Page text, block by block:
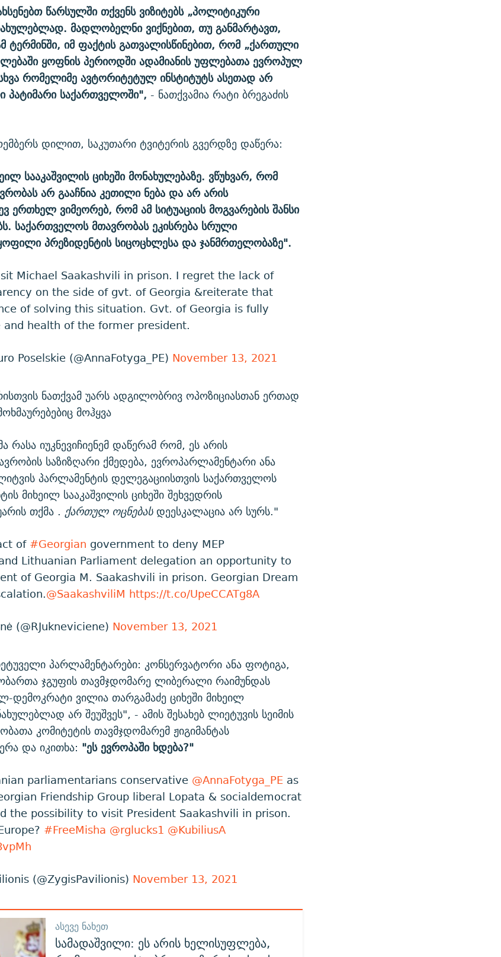
წარსულში თქვენს ვიზიტებს „პოლიტიკური
მადლობელნი ვიქნებით, თუ განმარტავთ,
ტერმინში, იმ ფაქტის გათვალისწინებით, რომ „ქართული
ყოფნის პერიოდში ადამიანის უფლებათა ევროპულ
რომელიმე ავტორიტეტულ ინსტიტუტს ასეთად არ
პატიმარი საქართველოში",- ნათქვამია რატი ბრეგაძის
დილით, საკუთარი ტვიტერის გვერდზე დაწერა:
სააკაშვილის ციხეში მონახულებაზე. ვწუხვარ, რომ
არ გააჩნია კეთილი ნება და არ არის
ერთხელ ვიმეორებ, რომ ამ სიტუაციის მოგვარების შანსი
საქართველოს მთავრობას ეკისრება სრული
პრეზიდენტის სიცოცხლესა და ჯანმრთელობაზე".
Michael Saakashvili in prison. I regret the lack of
on the side of gvt. of Georgia &reiterate that
of solving this situation. Gvt. of Georgia is fully
health of the former president.
Poselskie (@AnnaFotyga_PE) November 13, 2021
ნათქვამ უარს ადგილობრივ ოპოზიციასთან ერთად
მოჰყვა
რასა იუკნევიჩიენემ დაწერამ რომ, ეს არის
საზიზღარი ქმედება, ევროპარლამენტარი ანა
პარლამენტის დელეგაციისთვის საქართველოს
მიხეილ სააკაშვილის ციხეში შეხვედრის
თქმა .ქართულ ოცნებასდეესკალაცია არ სურს."
of#Georgian government to deny MEP
Lithuanian Parliament delegation an opportunity to
of Georgia M. Saakashvili in prison. Georgian Dream
@SaakashviliM https://t.co/UpeCCATg8A
(@RJukneviciene) November 13, 2021
პარლამენტარები: კონსერვატორი ანა ფოტიგა,
ჯგუფის თავმჯდომარე ლიბერალი რაიმუნდას
ვილია თარგამაძე ციხეში მიხეილ
არ შეუშვეს", - ამის შესახებ ლიეტუვის სეიმის
კომიტეტის თავმჯდომარემ ჟიგიმანტას
და იკითხა: "ეს ევროპაში ხდება?"
parliamentarians conservative @AnnaFotyga_PE as
Friendship Group liberal Lopata & socialdemocrat
the possibility to visit President Saakashvili in prison.
#FreeMisha @rglucks1 @KubiliusA
(@ZygisPavilionis) November 13, 2021
ᲐᲡᲔᲕᲔ ᲜᲐᲮᲔᲗ
სამადაშვილი: ეს არის ხელისუფლება,